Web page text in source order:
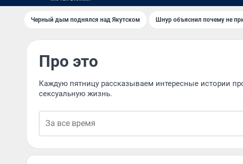
Черный дым поднялся над Якутском Шнур объяснил почему не
Про это
Каждую пятницу рассказываем интересные истории
сексуальную жизнь.